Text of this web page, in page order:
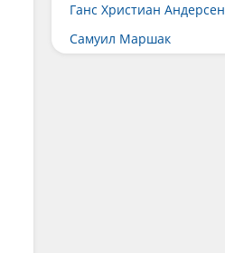
Ганс Христиан Андерсен
Самуил Маршак